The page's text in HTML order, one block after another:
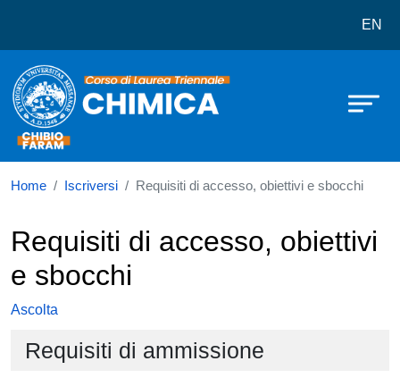
EN
Home Iscriversi Requisiti di accesso, obiettivi e sbocchi
Requisiti di accesso, obiettivi
e sbocchi
Ascolta
Requisiti di ammissione